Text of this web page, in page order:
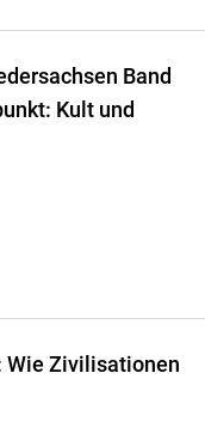
Band
Kult und
Wie Zivilisationen